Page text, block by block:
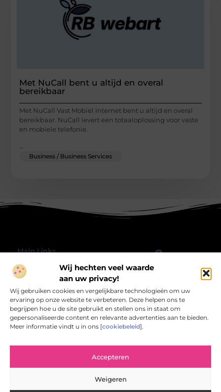
Wij hechten veel waarde
aan uw privacy!
Wij gebruiken cookies en vergelijkbare technologieën om uw
ervaring op onze website te verbeteren. Deze helpen ons te
begrijpen hoe u de site gebruikt en stellen ons in staat om
gepersonaliseerde content en relevante advertenties aan te bieden.
Meer informatie vindt u in ons [cookiebeleid].
Accepteren
Weigeren
Met NuCall bent u altijd en overal
bereikbaar
Met NuCall Vast Mobiel Internet bent u altijd en overal
bereikbaar. NuCall levert een totaaloplossing voor vaste
en mobiele telefonie.
Business / Business Services
Main Links
@2025 All Right Reserved.
Design bywww.rbwebart.nl.
Bericht categorie
Rbwebart.nl – Jouw bron van inspirerende
verrijken en verlevendigen.